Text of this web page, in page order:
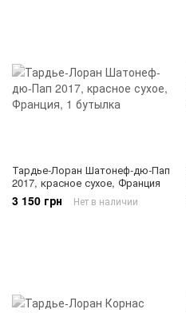
Тардье-Лоран Шатонеф-дю-Пап
2017, красное сухое, Франция
3 150 грн Нет в наличии